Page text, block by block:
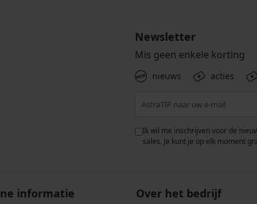
Newsletter
Mis geen enkele korting
nieuws acties
Ik wil me inschrijven voor de
sales. Je kunt je op elk moment
informatie Over het bedrijf